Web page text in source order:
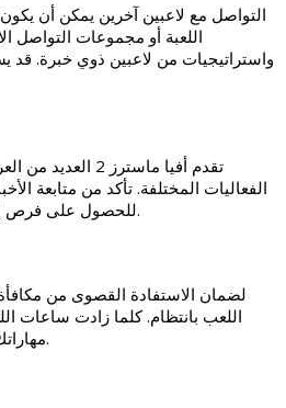
التواصل مع لاعبين آخرين يمكن أن
اللعبة أو مجموعات التواصل
واستراتيجيات من لاعبين ذوي خبرة.
تقدم أفيا ماسترز
الفعاليات المختلفة. تأكد من متابعة
للحصول على فرص إضافية للحصول على مكافآت.
لضمان الاستفادة القصوى من
اللعب بانتظام. كلما زادت
مهاراتك وتجميع المزيد من المكافآت.